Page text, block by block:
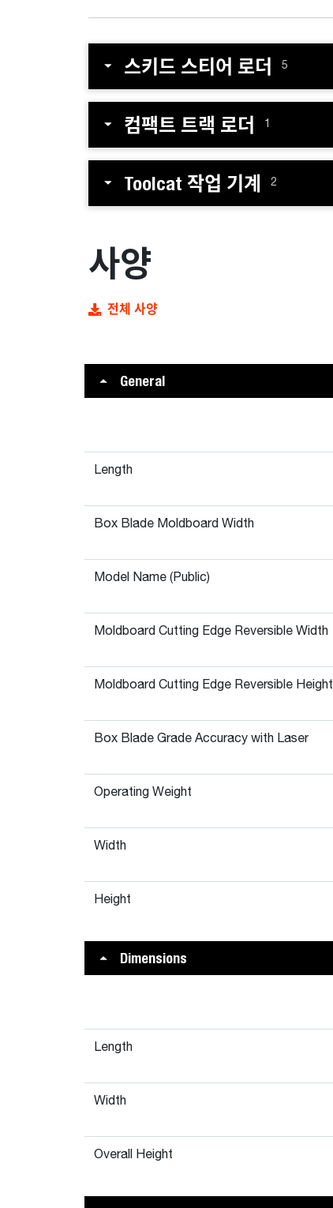
스키드 스티어 로더 5
컴팩트 트랙 로더 1
Toolcat 작업 기계 2
사양
전체 사양
General
Length
Box Blade Moldboard Width
Model Name (Public)
Moldboard Cutting Edge Reversible Width
Moldboard Cutting Edge Reversible Height
Box Blade Grade Accuracy with Laser
Operating Weight
Width
Height
Dimensions
Length
Width
Overall Height